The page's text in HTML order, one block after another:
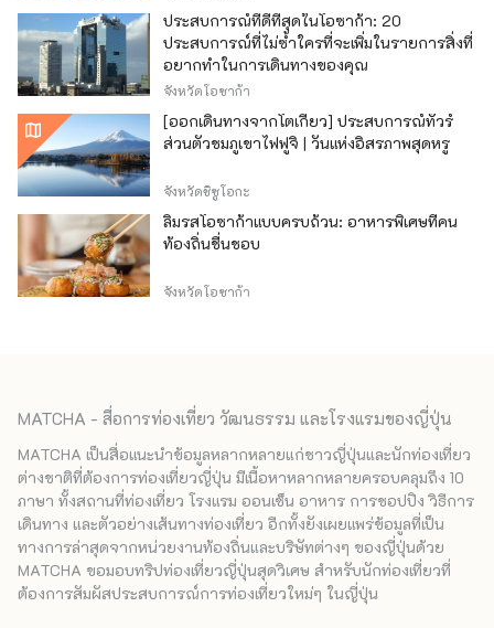
ประสบการณ์ที่ดีที่สุดในโอซาก้า: 20
ประสบการณ์ที่ไม่ซ้ำใครที่จะเพิ่มในรายการสิ่งที่
อยากทำในการเดินทางของคุณ
จังหวัดโอซาก้า
[ออกเดินทางจากโตเกียว] ประสบการณ์ทัวร์
ส่วนตัวชมภูเขาไฟฟูจิ | วันแห่งอิสรภาพสุดหรู
จังหวัดชิซูโอกะ
ลิ้มรสโอซาก้าแบบครบถ้วน: อาหารพิเศษที่คน
ท้องถิ่นชื่นชอบ
จังหวัดโอซาก้า
MATCHA - สื่อการท่องเที่ยว วัฒนธรรม และโรงแรมของญี่ปุ่น
MATCHA เป็นสื่อแนะนำข้อมูลหลากหลายแก่ชาวญี่ปุ่นและนักท่องเที่ยว
ต่างชาติที่ต้องการท่องเที่ยวญี่ปุ่น มีเนื้อหาหลากหลายครอบคลุมถึง 10
ภาษา ทั้งสถานที่ท่องเที่ยว โรงแรม ออนเซ็น อาหาร การชอปปิง วิธีการ
เดินทาง และตัวอย่างเส้นทางท่องเที่ยว อีกทั้งยังเผยแพร่ข้อมูลที่เป็น
ทางการล่าสุดจากหน่วยงานท้องถิ่นและบริษัทต่างๆ ของญี่ปุ่นด้วย
MATCHA ขอมอบทริปท่องเที่ยวญี่ปุ่นสุดวิเศษ สำหรับนักท่องเที่ยวที่
ต้องการสัมผัสประสบการณ์การท่องเที่ยวใหม่ๆ ในญี่ปุ่น